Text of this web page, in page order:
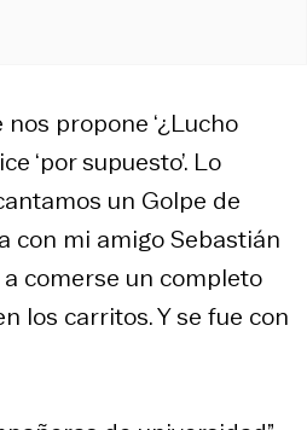
nos propone ‘¿Lucho
‘por supuesto’. Lo
un Golpe de
con mi amigo Sebastián
comerse un completo
los carritos. Y se fue con